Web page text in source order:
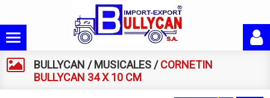
BULLYCAN / MUSICALES /CORNETIN
BULLYCAN 34 X 10 CM